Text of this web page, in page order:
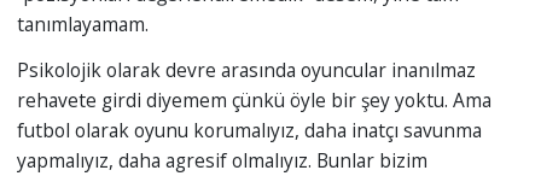
tanımlayamam.
Psikolojik olarak devre arasında oyuncular inanılmaz
rehavete girdi diyemem çünkü öyle bir şey yoktu. Ama
futbol olarak oyunu korumalıyız, daha inatçı savunma
yapmalıyız, daha agresif olmalıyız. Bunlar bizim